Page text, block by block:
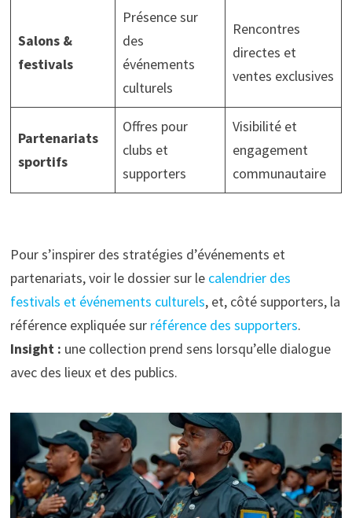
Salons &
festivals
Présence sur
des
événements
culturels
Rencontres
directes et
ventes exclusives
Partenariats
sportifs
Offres pour
clubs et
supporters
Visibilité et
engagement
communautaire
Pour s’inspirer des stratégies d’événements et
partenariats, voir le dossier sur le calendrier des
festivals et événements culturels, et, côté supporters, la
référence expliquée sur référence des supporters.
Insight : une collection prend sens lorsqu’elle dialogue
avec des lieux et des publics.